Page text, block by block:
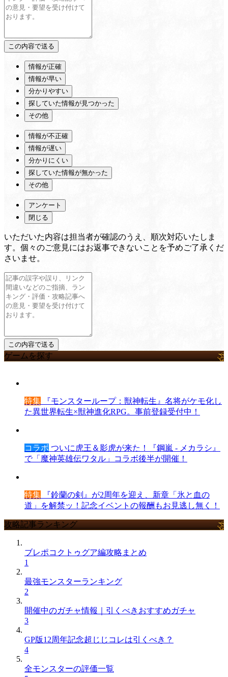
情報が正確
情報が早い
分かりやすい
探していた情報が見つかった
その他
情報が不正確
情報が遅い
分かりにくい
探していた情報が無かった
その他
アンケート
閉じる
いただいた内容は担当者が確認のうえ、順次対応いたしま
す。個々のご意見にはお返事できないことを予めご了承くだ
さいませ。
ゲームを探す
特集 『モンスターループ：獣神転生』名将がケモ化し
た異世界転生×獣神進化RPG。事前登録受付中！
コラボ ついに虎王＆影虎が来た！『鋼嵐 - メカラシ』
で「魔神英雄伝ワタル」コラボ後半が開催！
特集 『鈴蘭の剣』が2周年を迎え、新章「氷と血の
道」を解禁ッ！記念イベントの報酬もお見逃し無く！
攻略記事ランキング
ブレポコクトゥグア編攻略まとめ
1
最強モンスターランキング
2
開催中のガチャ情報｜引くべきおすすめガチャ
3
GP版12周年記念超じじコレは引くべき？
4
全モンスターの評価一覧